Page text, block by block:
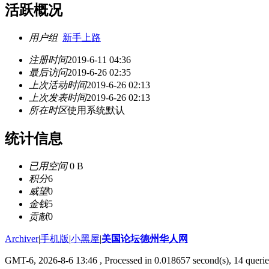
活跃概况
用户组 新手上路
注册时间2019-6-11 04:36
最后访问2019-6-26 02:35
上次活动时间2019-6-26 02:13
上次发表时间2019-6-26 02:13
所在时区使用系统默认
统计信息
已用空间0 B
积分6
威望0
金钱5
贡献0
Archiver|手机版|小黑屋|美国论坛德州华人网
GMT-6, 2026-8-6 13:46 , Processed in 0.018657 second(s), 14